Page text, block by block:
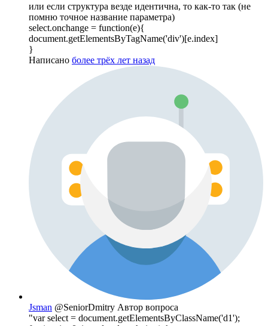
или если структура везде идентична, то как-то так (не
помню точное название параметра)
select.onchange = function(e){
document.getElementsByTagName('div')[e.index]
}
Написано более трёх лет назад
Jsman @SeniorDmitry Автор вопроса
"var select = document.getElementsByClassName('d1');